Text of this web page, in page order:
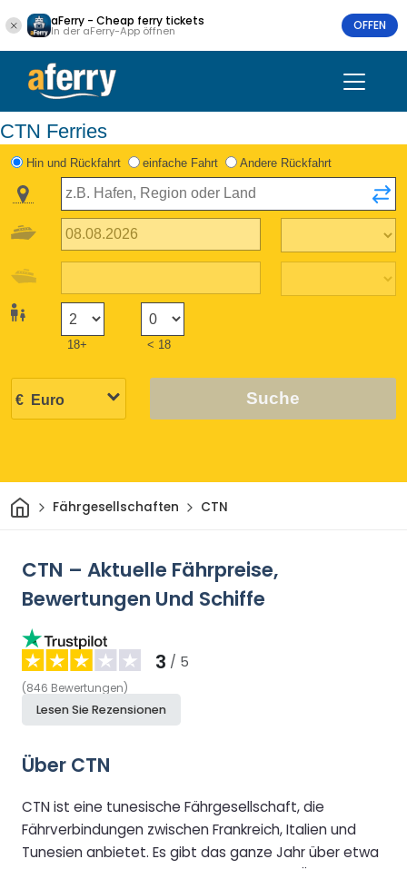
aFerry - Cheap ferry tickets
In der aFerry-App öffnen OFFEN
CTN Ferries
Hin und Rückfahrt einfache Fahrt Andere Rückfahrt
18+ < 18
Suche
HeimFährgesellschaften CTN
CTN – Aktuelle Fährpreise,
Bewertungen Und Schiffe
3 / 5
(846 Bewertungen)
Lesen Sie Rezensionen
Über CTN
CTN ist eine tunesische Fährgesellschaft, die
Fährverbindungen zwischen Frankreich, Italien und
Tunesien anbietet. Es gibt das ganze Jahr über etwa